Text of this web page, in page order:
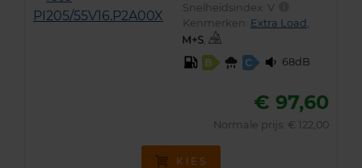
Snelheidsindex: V
Kenmerken: Extra Load
,
B
C 68dB
€ 97,60
Normale prijs: € 122,00
KIES